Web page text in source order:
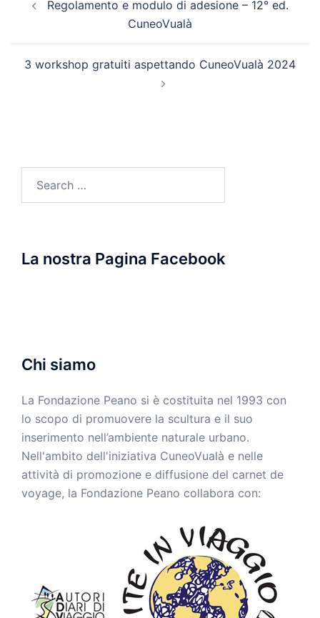
navigation
Regolamento e modulo di adesione – 12° ed.
CuneoVualà
3 workshop gratuiti aspettando CuneoVualà 2024
for:
La nostra Pagina Facebook
Chi siamo
La Fondazione Peano si è costituita nel 1993 con
lo scopo di promuovere la scultura e il suo
inserimento nell’ambiente naturale urbano.
Nell'ambito dell'iniziativa CuneoVualà e nelle
attività di promozione e diffusione del carnet de
voyage, la Fondazione Peano collabora con: